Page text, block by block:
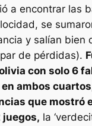
a encontrar las
se
y salían bien
de pérdidas).
con solo 6
ambos
que mostró
juegos, la